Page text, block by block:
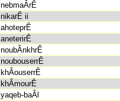
nebmaÂrÊ
nikarÊ ii
ahoteprÊ
aneterirÊ
noubÂnkhrÊ
noubouserrÊ
khÂouserrÊ
khÂmourÊ
yaqeb-baÂl